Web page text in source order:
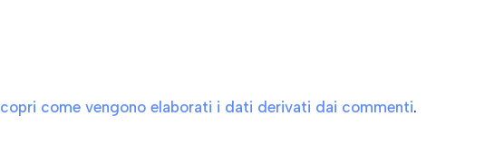
come vengono elaborati i dati derivati dai commenti.